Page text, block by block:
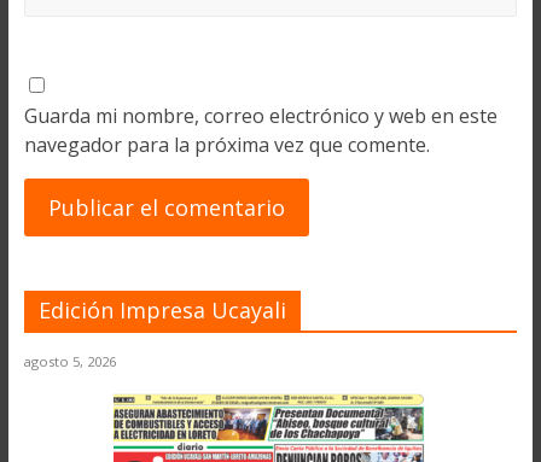
Guarda mi nombre, correo electrónico y web en este
navegador para la próxima vez que comente.
Edición Impresa Ucayali
agosto 5, 2026